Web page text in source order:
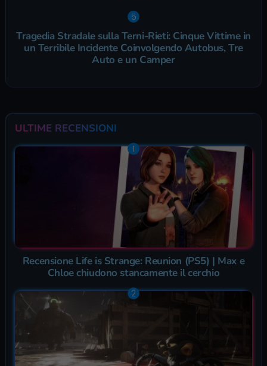
Tragedia Stradale sulla Terni-Rieti: Cinque Vittime in
un Terribile Incidente Coinvolgendo Autobus, Tre
Auto e un Camper
ULTIME RECENSIONI
Recensione Life is Strange: Reunion (PS5) | Max e
Chloe chiudono stancamente il cerchio